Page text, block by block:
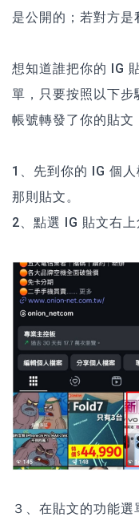
是公開的；若對方是
想知道誰把你的 IG
單，只要按照以下步
帳號轉發了你的貼文
1、先到你的 IG 個
那則貼文。
2、點選 IG 貼文右
３、在貼文的功能